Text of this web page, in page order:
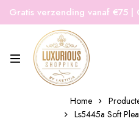
Gratis verzending vanaf €75 |
winkel | Snelle verzending
Home
Ls5445a Soft